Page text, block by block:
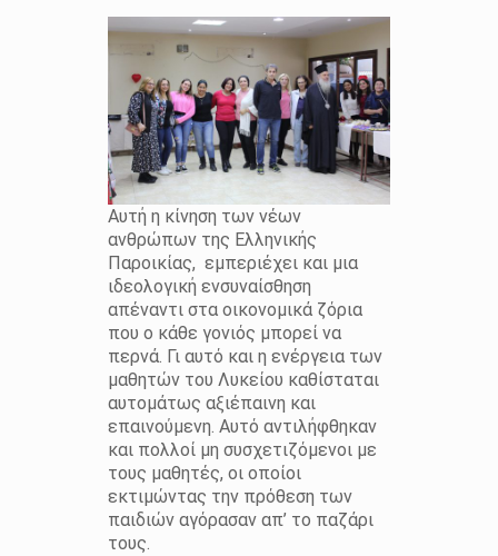
Αυτή η κίνηση των νέων
ανθρώπων της Ελληνικής
Παροικίας, εμπεριέχει και μια
ιδεολογική ενσυναίσθηση
απέναντι στα οικονομικά ζόρια
που ο κάθε γονιός μπορεί να
περνά. Γι αυτό και η ενέργεια των
μαθητών του Λυκείου καθίσταται
αυτομάτως αξιέπαινη και
επαινούμενη. Αυτό αντιλήφθηκαν
και πολλοί μη συσχετιζόμενοι με
τους μαθητές, οι οποίοι
εκτιμώντας την πρόθεση των
παιδιών αγόρασαν απ’ το παζάρι
τους.